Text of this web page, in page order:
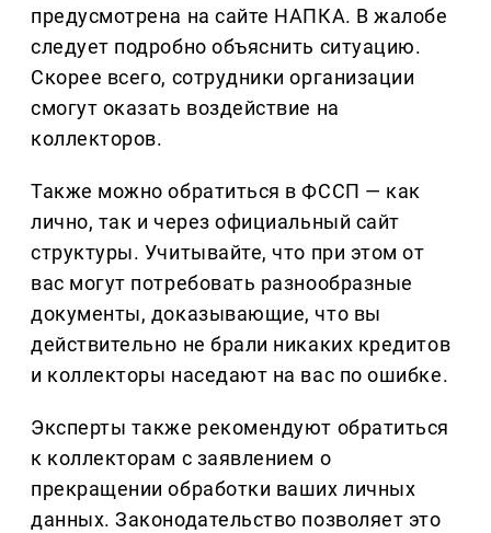
предусмотрена на сайте НАПКА. В жалобе
следует подробно объяснить ситуацию.
Скорее всего, сотрудники организации
смогут оказать воздействие на
коллекторов.
Также можно обратиться в ФССП — как
лично, так и через официальный сайт
структуры. Учитывайте, что при этом от
вас могут потребовать разнообразные
документы, доказывающие, что вы
действительно не брали никаких кредитов
и коллекторы наседают на вас по ошибке.
Эксперты также рекомендуют обратиться
к коллекторам с заявлением о
прекращении обработки ваших личных
данных. Законодательство позволяет это